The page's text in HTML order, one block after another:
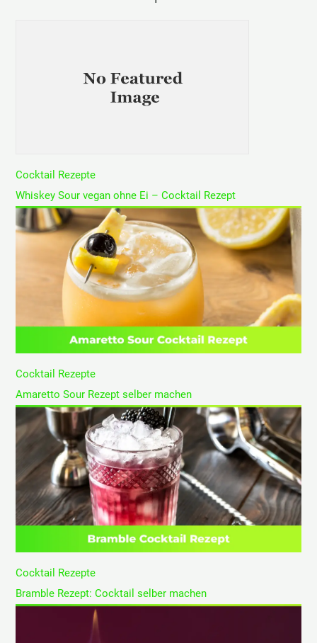
Cocktail Rezepte
Whiskey Sour vegan ohne Ei – Cocktail Rezept
Cocktail Rezepte
Amaretto Sour Rezept selber machen
Cocktail Rezepte
Bramble Rezept: Cocktail selber machen